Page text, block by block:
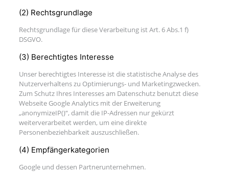
(2) Rechtsgrundlage
Rechtsgrundlage für diese Verarbeitung ist Art. 6 Abs.1 f)
DSGVO.
(3) Berechtigtes Interesse
Unser berechtigtes Interesse ist die statistische Analyse des
Nutzerverhaltens zu Optimierungs- und Marketingzwecken.
Zum Schutz Ihres Interesses am Datenschutz benutzt diese
Webseite Google Analytics mit der Erweiterung
„anonymizeIP()“, damit die IP-Adressen nur gekürzt
weiterverarbeitet werden, um eine direkte
Personenbeziehbarkeit auszuschließen.
(4) Empfängerkategorien
Google und dessen Partnerunternehmen.